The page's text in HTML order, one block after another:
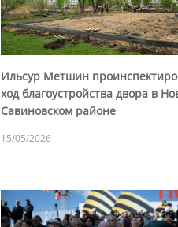
Ильсур Метшин
ход благоустройства двора в
Савиновском районе
15/05/2026